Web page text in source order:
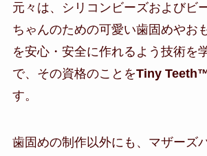
元々は、シリコンビーズおよびビ
ちゃんのための可愛い歯固めやお
を安心・安全に作れるよう技術を
で、その資格のことをTiny
す。
歯固めの制作以外にも、マザーズ